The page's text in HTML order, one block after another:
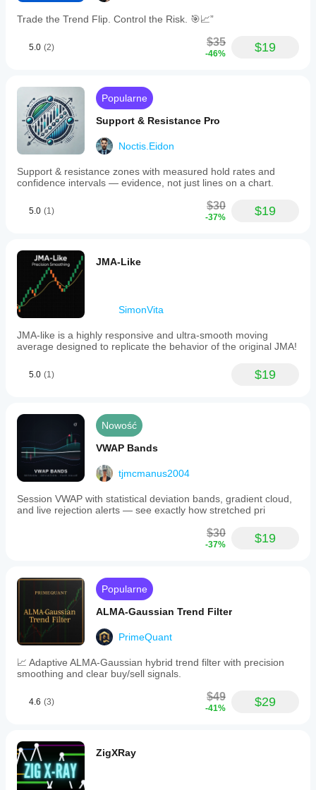
Trade the Trend Flip. Control the Risk. 🎯📈”
5.0 (2) $35
-46% $19
Popularne
Support & Resistance Pro
Noctis.Eidon
Support & resistance zones with measured hold rates and
confidence intervals — evidence, not just lines on a chart.
5.0 (1) $30
-37% $19
JMA-Like
SimonVita
JMA-like is a highly responsive and ultra-smooth moving
average designed to replicate the behavior of the original JMA!
5.0 (1) $19
Nowość
VWAP Bands
tjmcmanus2004
Session VWAP with statistical deviation bands, gradient cloud,
and live rejection alerts — see exactly how stretched pri
$30
-37% $19
Popularne
ALMA-Gaussian Trend Filter
PrimeQuant
📈 Adaptive ALMA-Gaussian hybrid trend filter with precision
smoothing and clear buy/sell signals.
4.6 (3) $49
-41% $29
ZigXRay